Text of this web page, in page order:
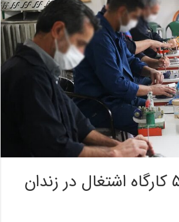
راه‌اندازی ۵۲ کارگاه اشتغال در زندان